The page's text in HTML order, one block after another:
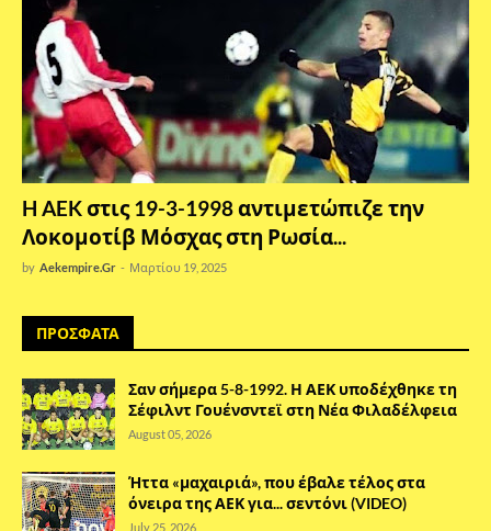
H AEK στις 19-3-1998 αντιμετώπιζε την
Λοκομοτίβ Μόσχας στη Ρωσία...
by Aekempire.Gr - Μαρτίου 19, 2025
ΠΡΟΣΦΑΤΑ
Σαν σήμερα 5-8-1992. Η ΑΕΚ υποδέχθηκε τη
Σέφιλντ Γουένσντεϊ στη Νέα Φιλαδέλφεια
August 05, 2026
Ήττα «μαχαιριά», που έβαλε τέλος στα
όνειρα της ΑΕΚ για... σεντόνι (VIDEO)
July 25, 2026